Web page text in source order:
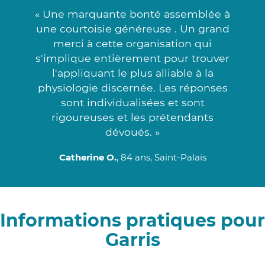
« Une marquante bonté assemblée à
une courtoisie généreuse . Un grand
merci à cette organisation qui
s'implique entièrement pour trouver
l'appliquant le plus alliable à la
physiologie discernée. Les réponses
sont individualisées et sont
rigoureuses et les prétendants
dévoués. »
Catherine O., 84 ans, Saint-Palais
Informations pratiques pour
Garris